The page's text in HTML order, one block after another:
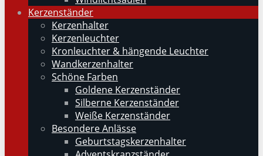
Kerzenständer
Kerzenhalter
Kerzenleuchter
Kronleuchter & hängende Leuchter
Wandkerzenhalter
Schöne Farben
Goldene Kerzenständer
Silberne Kerzenständer
Weiße Kerzenständer
Besondere Anlässe
Geburtstagskerzenhalter